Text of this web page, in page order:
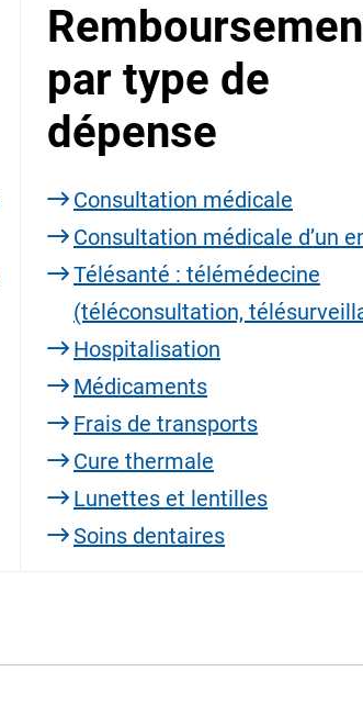
par type de
dépense
Consultation médicale
Consultation médicale d’un
Télésanté : télémédecine
(téléconsultation,
Hospitalisation
Médicaments
Frais de transports
Cure thermale
Lunettes et lentilles
Soins dentaires